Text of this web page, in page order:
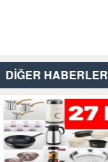
DİĞER HABERLER